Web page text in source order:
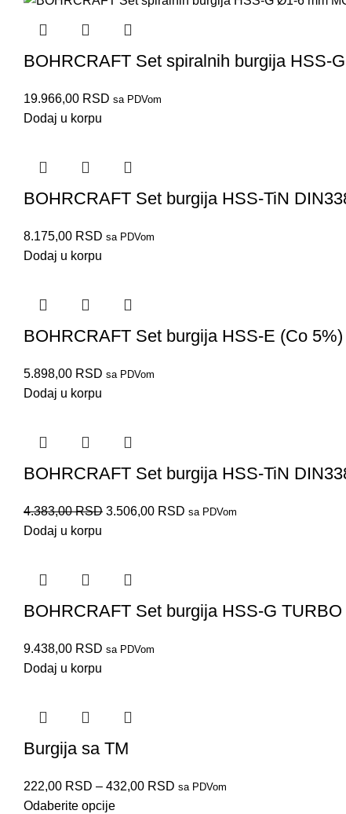
BOHRCRAFT Set spiralnih burgija HSS-
19.966,00 RSD sa PDVom
Dodaj u korpu
BOHRCRAFT Set burgija HSS-TiN
8.175,00 RSD sa PDVom
Dodaj u korpu
BOHRCRAFT Set burgija HSS-E (Co
5.898,00 RSD sa PDVom
Dodaj u korpu
BOHRCRAFT Set burgija HSS-TiN
4.383,00RSD 3.506,00 RSD sa PDVom
Dodaj u korpu
BOHRCRAFT Set burgija HSS-G
9.438,00 RSD sa PDVom
Dodaj u korpu
Burgija sa TM
222,00 RSD – 432,00 RSD sa PDVom
Odaberite opcije